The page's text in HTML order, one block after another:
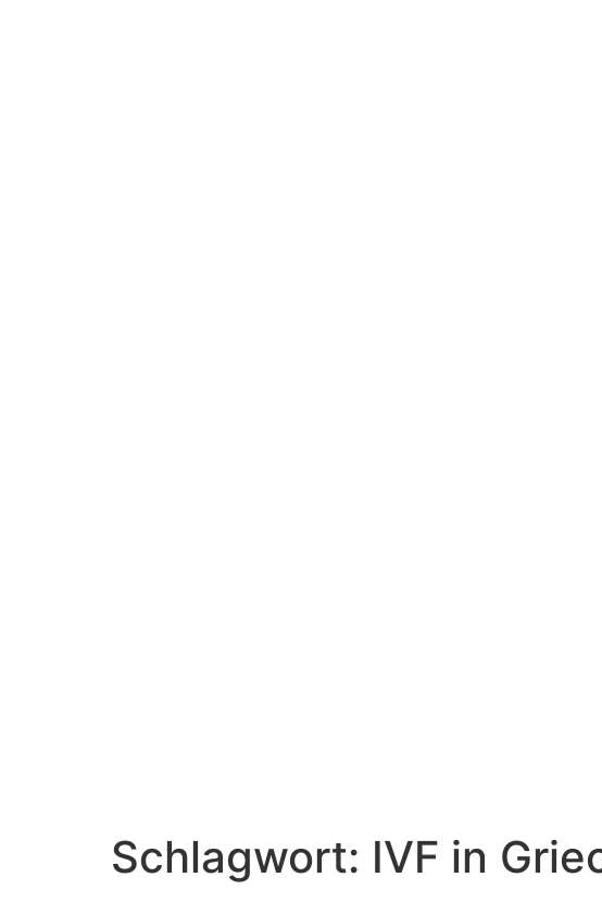
Schlagwort: IVF in